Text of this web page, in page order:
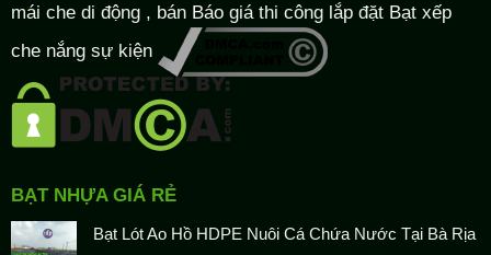
mái che di động , bán Báo giá thi công lắp đặt Bạt xếp
che nắng sự kiện
BẠT NHỰA GIÁ RẺ
Bạt Lót Ao Hồ HDPE Nuôi Cá Chứa Nước Tại Bà Rịa